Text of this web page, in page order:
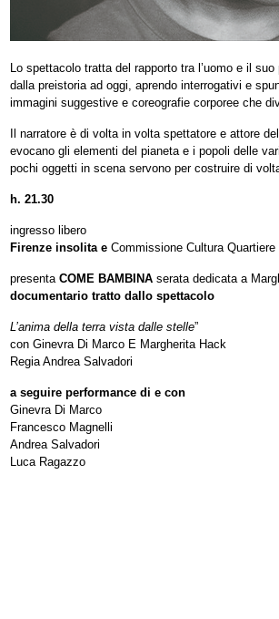
Lo spettacolo tratta del rapporto tra l’uomo e il
dalla preistoria ad oggi, aprendo interrogativi e
immagini suggestive e coreografie corporee che
Il narratore è di volta in volta spettatore e attore
evocano gli elementi del pianeta e i popoli delle
pochi oggetti in scena servono per costruire di
h. 21.30
ingresso libero
Firenze insolita e Commissione Cultura Quartiere
presenta COME BAMBINA serata dedicata a
documentario tratto dallo spettacolo
L’anima della terra vista dalle stelle”
con Ginevra Di Marco E Margherita Hack
Regia Andrea Salvadori
a seguire performance di e con
Ginevra Di Marco
Francesco Magnelli
Andrea Salvadori
Luca Ragazzo